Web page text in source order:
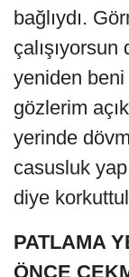
bağlıydı.
yeniden beni
gözlerim
yerinde
casusluk
diye
PATLAMA
ÖNCE